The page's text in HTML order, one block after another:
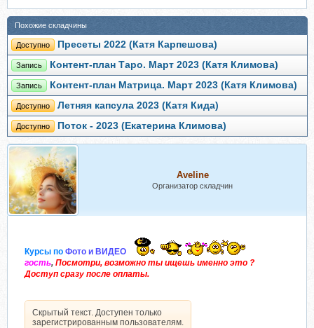
Похожие складчины
Доступно Пресеты 2022 (Катя Карпешова)
Запись Контент-план Таро. Март 2023 (Катя Климова)
Запись Контент-план Матрица. Март 2023 (Катя Климова)
Доступно Летняя капсула 2023 (Катя Кида)
Доступно Поток - 2023 (Екатерина Климова)
Aveline
Организатор складчин
Курсы по Фото и ВИДЕО
гость, Посмотри, возможно ты ищешь именно это ?
Доступ сразу после оплаты.
Скрытый текст. Доступен только
зарегистрированным пользователям.